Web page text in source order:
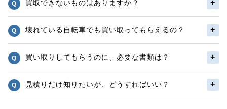
買取できないものはありますか？
壊れている自転車でも買い取ってもらえるの？
買い取りしてもらうのに、必要な書類は？
見積りだけ知りたいが、どうすればいい？